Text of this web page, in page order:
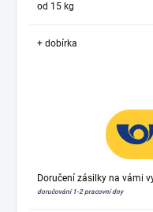
od 15 kg
+ dobírka
Doručení zásilky na vámi
doručování 1-2 pracovní dny